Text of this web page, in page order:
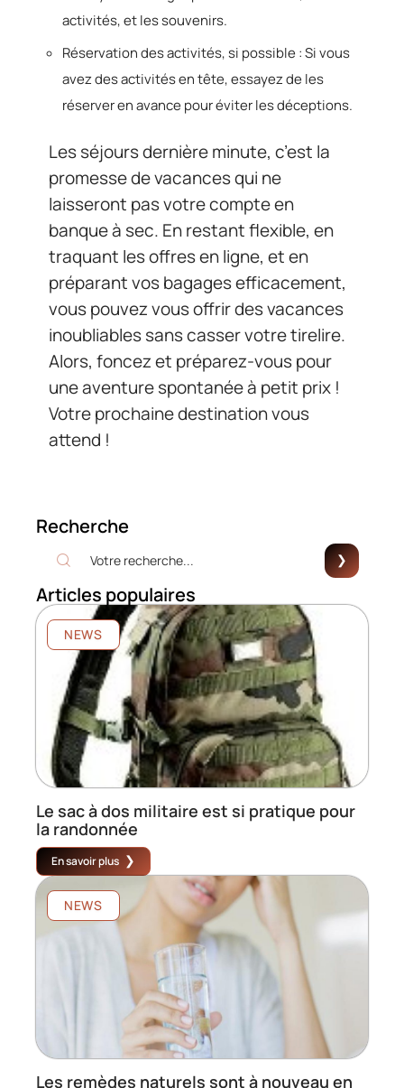
activités, et les souvenirs.
Réservation des activités, si possible : Si vous
avez des activités en tête, essayez de les
réserver en avance pour éviter les déceptions.
Les séjours dernière minute, c’est la
promesse de vacances qui ne
laisseront pas votre compte en
banque à sec. En restant flexible, en
traquant les offres en ligne, et en
préparant vos bagages efficacement,
vous pouvez vous offrir des vacances
inoubliables sans casser votre tirelire.
Alors, foncez et préparez-vous pour
une aventure spontanée à petit prix !
Votre prochaine destination vous
attend !
Recherche
Articles populaires
NEWS
Le sac à dos militaire est si pratique pour
la randonnée
En savoir plus
NEWS
Les remèdes naturels sont à nouveau en